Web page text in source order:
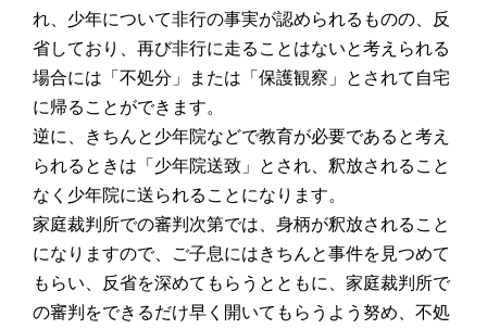
れ、少年について非行の事実が認められるものの、反
省しており、再び非行に走ることはないと考えられる
場合には「不処分」または「保護観察」とされて自宅
に帰ることができます。
逆に、きちんと少年院などで教育が必要であると考え
られるときは「少年院送致」とされ、釈放されること
なく少年院に送られることになります。
家庭裁判所での審判次第では、身柄が釈放されること
になりますので、ご子息にはきちんと事件を見つめて
もらい、反省を深めてもらうとともに、家庭裁判所で
の審判をできるだけ早く開いてもらうよう努め、不処